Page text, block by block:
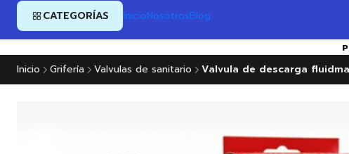
CATEGORÍAS InicioNosotrosBlog
Inicio Grifería Valvulas de sanitario Valvula de descarga